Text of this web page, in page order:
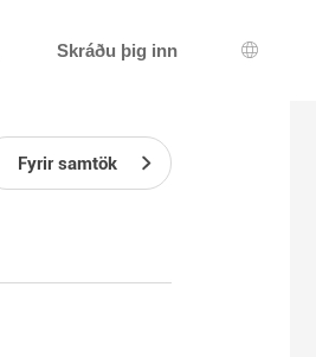
Skráðu þig inn
Fyrir samtök